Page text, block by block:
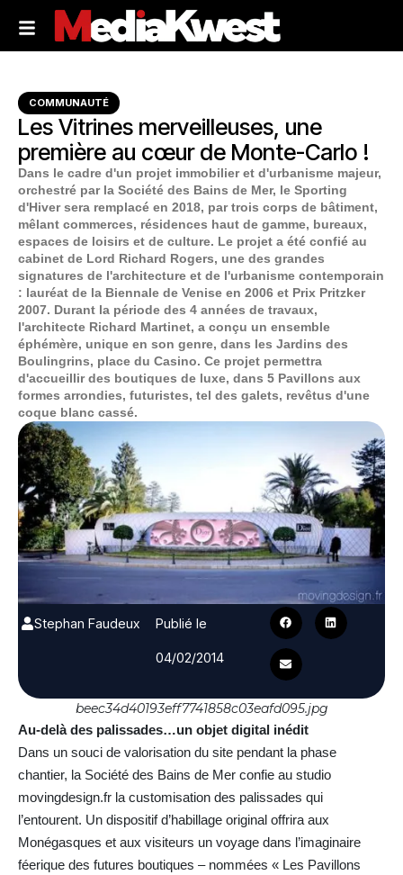
COMMUNAUTÉ
Les Vitrines merveilleuses, une
première au cœur de Monte-Carlo !
Dans le cadre d'un projet immobilier et d'urbanisme majeur,
orchestré par la Société des Bains de Mer, le Sporting
d'Hiver sera remplacé en 2018, par trois corps de bâtiment,
mêlant commerces, résidences haut de gamme, bureaux,
espaces de loisirs et de culture. Le projet a été confié au
cabinet de Lord Richard Rogers, une des grandes
signatures de l'architecture et de l'urbanisme contemporain
: lauréat de la Biennale de Venise en 2006 et Prix Pritzker
2007. Durant la période des 4 années de travaux,
l'architecte Richard Martinet, a conçu un ensemble
éphémère, unique en son genre, dans les Jardins des
Boulingrins, place du Casino. Ce projet permettra
d'accueillir des boutiques de luxe, dans 5 Pavillons aux
formes arrondies, futuristes, tel des galets, revêtus d'une
coque blanc cassé.
Stephan Faudeux
Publié le
04/02/2014
beec34d40193eff7741858c03eafd095.jpg
Au-delà des palissades…un objet digital inédit
Dans un souci de valorisation du site pendant la phase
chantier, la Société des Bains de Mer confie au studio
movingdesign.fr la customisation des palissades qui
l’entourent. Un dispositif d’habillage original offrira aux
Monégasques et aux visiteurs un voyage dans l’imaginaire
féerique des futures boutiques – nommées « Les Pavillons